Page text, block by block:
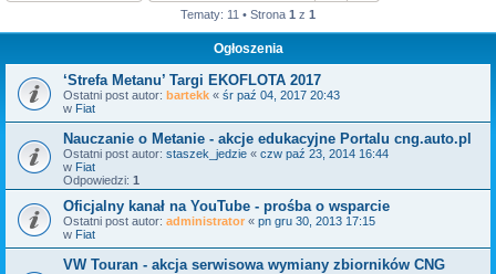
Tematy: 11 • Strona 1 z 1
Ogłoszenia
‘Strefa Metanu’ Targi EKOFLOTA 2017
Ostatni post autor: bartekk « śr paź 04, 2017 20:43
w Fiat
Nauczanie o Metanie - akcje edukacyjne Portalu cng.auto.pl
Ostatni post autor: staszek_jedzie « czw paź 23, 2014 16:44
w Fiat
Odpowiedzi: 1
Oficjalny kanał na YouTube - prośba o wsparcie
Ostatni post autor: administrator « pn gru 30, 2013 17:15
w Fiat
VW Touran - akcja serwisowa wymiany zbiorników CNG